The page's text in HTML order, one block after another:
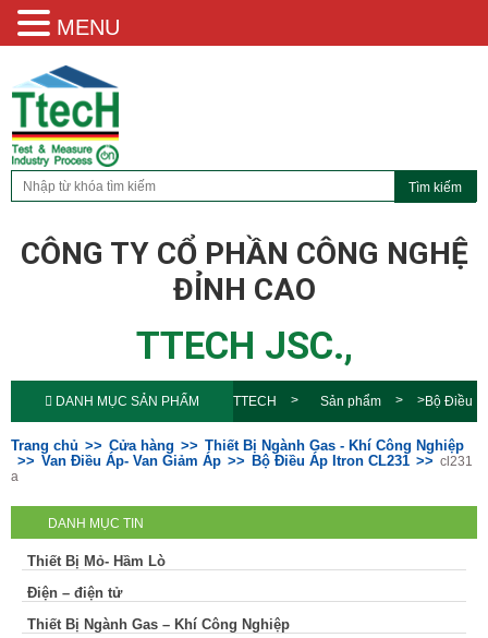
CÔNG TY CỔ PHẦN CÔNG NGHỆ
ĐỈNH CAO
TTECH JSC.,
DANH MỤC SẢN PHẨM TTECH Sản phẩm Bộ Điều
Áp Itron CL231 cl231 a
Trang chủ Cửa hàng
Thiết Bị Ngành Gas - Khí Công Nghiệp
Van Điều Áp- Van Giảm Áp
Bộ Điều Áp Itron CL231
cl231
a
DANH MỤC TIN
Thiết Bị Mỏ- Hầm Lò
Điện – điện tử
Thiết Bị Ngành Gas – Khí Công Nghiệp
MENU